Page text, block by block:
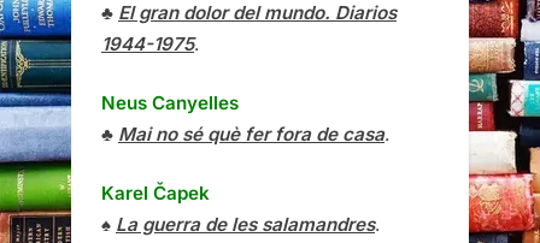
♣ El gran dolor del mundo. Diarios
1944-1975.
Neus Canyelles
♣ Mai no sé què fer fora de casa.
Karel Čapek
♠ La guerra de les salamandres.